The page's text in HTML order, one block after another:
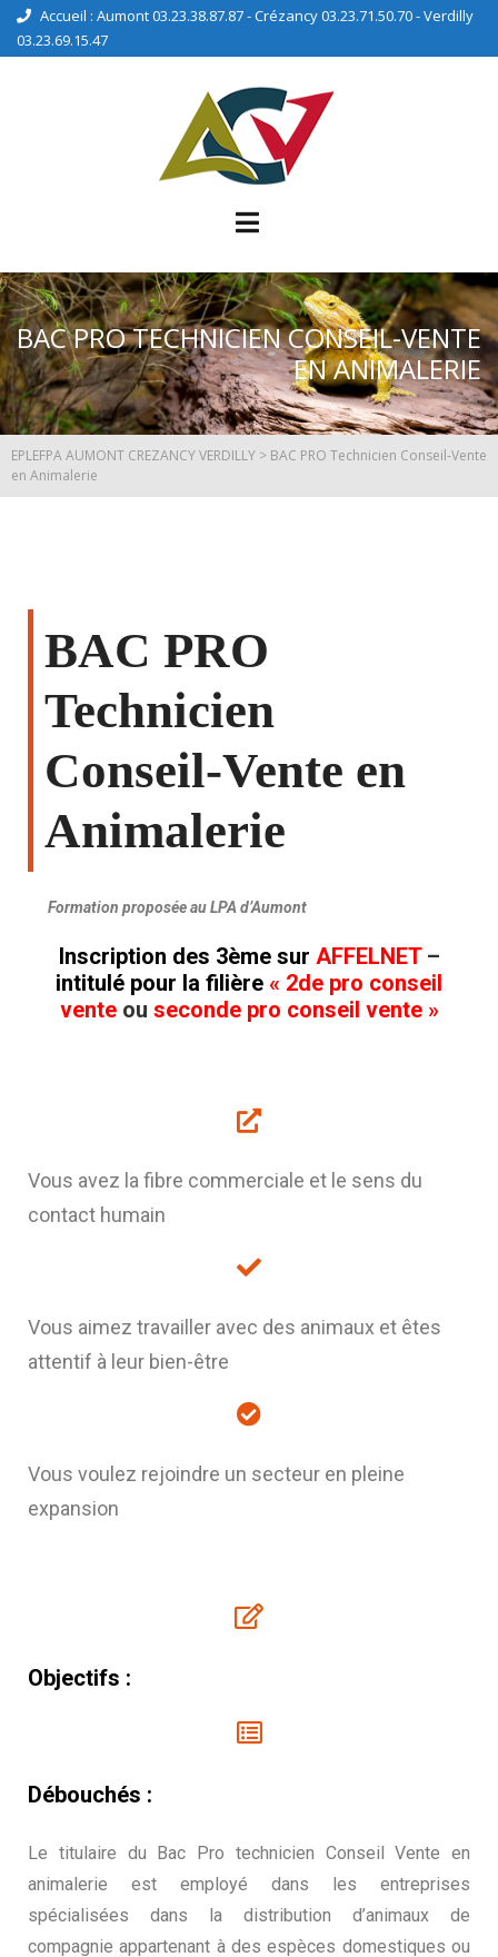
Accueil : Aumont 03.23.38.87.87 - Crézancy 03.23.71.50.70 - Verdilly
03.23.69.15.47
BAC PRO TECHNICIEN CONSEIL-VENTE
EN ANIMALERIE
EPLEFPA AUMONT CREZANCY VERDILLY > BAC PRO Technicien Conseil-Vente
en Animalerie
BAC PRO
Technicien
Conseil-Vente en
Animalerie
Formation proposée au LPA d’Aumont
Inscription des 3ème sur AFFELNET –
intitulé pour la filière « 2de pro conseil
vente ou seconde pro conseil vente »
Vous avez la fibre commerciale et le sens du
contact humain
Vous aimez travailler avec des animaux et êtes
attentif à leur bien-être
Vous voulez rejoindre un secteur en pleine
expansion
Objectifs :
Débouchés :
Le titulaire du Bac Pro technicien Conseil Vente en
animalerie est employé dans les entreprises
spécialisées dans la distribution d’animaux de
compagnie appartenant à des espèces domestiques ou